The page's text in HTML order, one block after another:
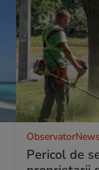
Pericol de